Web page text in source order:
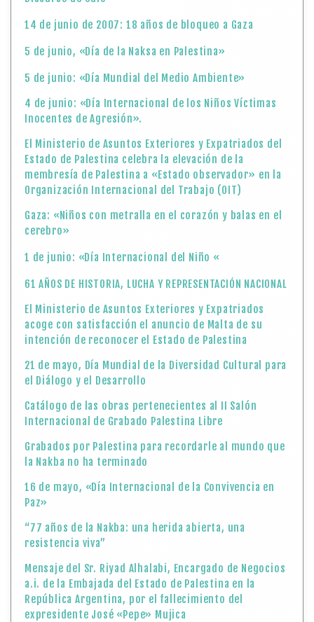
14 de junio de 2007: 18 años de bloqueo a Gaza
5 de junio, «Día de la Naksa en Palestina»
5 de junio: «Día Mundial del Medio Ambiente»
4 de junio: «Día Internacional de los Niños Víctimas
Inocentes de Agresión».
El Ministerio de Asuntos Exteriores y Expatriados del
Estado de Palestina celebra la elevación de la
membresía de Palestina a «Estado observador» en la
Organización Internacional del Trabajo (OIT)
Gaza: «Niños con metralla en el corazón y balas en el
cerebro»
1 de junio: «Día Internacional del Niño «
61 AÑOS DE HISTORIA, LUCHA Y REPRESENTACIÓN NACIONAL
El Ministerio de Asuntos Exteriores y Expatriados
acoge con satisfacción el anuncio de Malta de su
intención de reconocer el Estado de Palestina
21 de mayo, Día Mundial de la Diversidad Cultural para
el Diálogo y el Desarrollo
Catálogo de las obras pertenecientes al II Salón
Internacional de Grabado Palestina Libre
Grabados por Palestina para recordarle al mundo que
la Nakba no ha terminado
16 de mayo, «Día Internacional de la Convivencia en
Paz»
“77 años de la Nakba: una herida abierta, una
resistencia viva”
Mensaje del Sr. Riyad Alhalabi, Encargado de Negocios
a.i. de la Embajada del Estado de Palestina en la
República Argentina, por el fallecimiento del
expresidente José «Pepe» Mujica